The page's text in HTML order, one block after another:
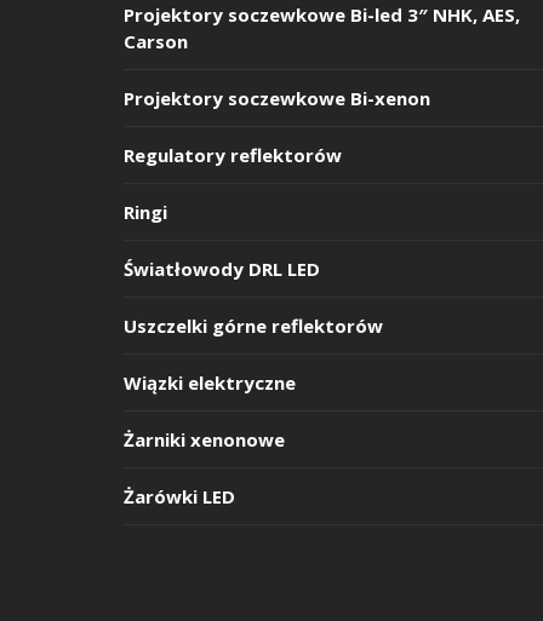
Projektory soczewkowe Bi-led 3″ NHK, AES,
Carson
Projektory soczewkowe Bi-xenon
Regulatory reflektorów
Ringi
Światłowody DRL LED
Uszczelki górne reflektorów
Wiązki elektryczne
Żarniki xenonowe
Żarówki LED